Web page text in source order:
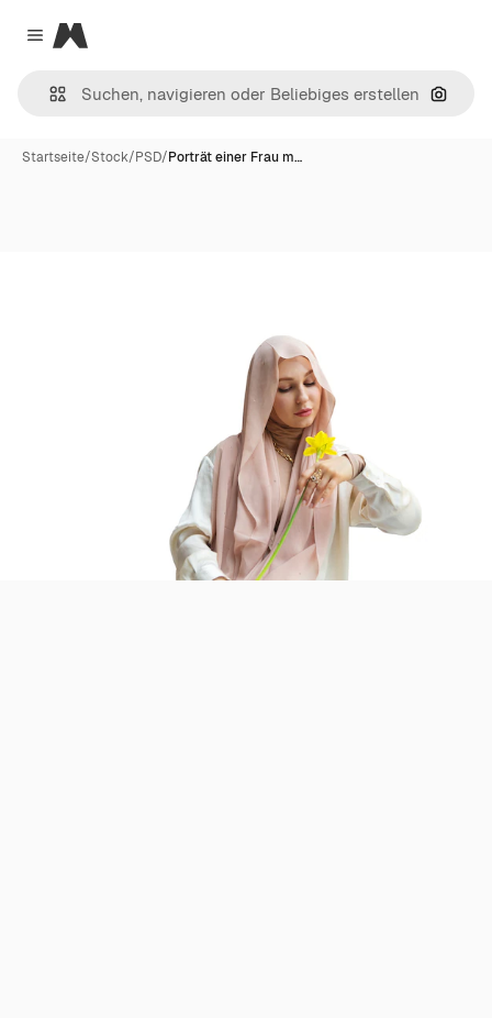
Close menu
Magnific
Nach
Startseite/Stock/PSD/Porträt einer Frau m…